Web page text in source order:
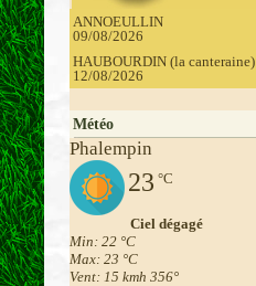
ANNOEULLIN
09/08/2026
HAUBOURDIN (la canteraine)
12/08/2026
Météo
Phalempin
23 °C
Ciel dégagé
Min: 22 °C
Max: 23 °C
Vent: 15 kmh 356°